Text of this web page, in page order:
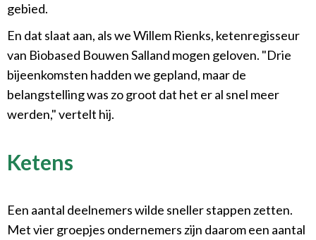
gebied.
En dat slaat aan, als we Willem Rienks, ketenregisseur
van Biobased Bouwen Salland mogen geloven. "Drie
bijeenkomsten hadden we gepland, maar de
belangstelling was zo groot dat het er al snel meer
werden," vertelt hij.
Ketens
Een aantal deelnemers wilde sneller stappen zetten.
Met vier groepjes ondernemers zijn daarom een aantal